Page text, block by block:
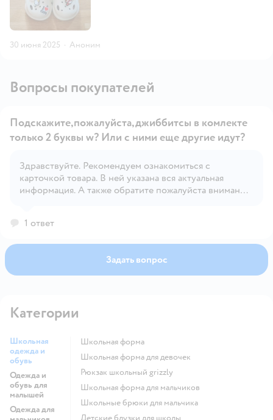
30 июня 2025 · Аноним
Вопросы покупателей
Открыть вопрос
Подскажите,пожалуйста,джиббитсы в комлекте
только 2 буквы w? Или с ними еще другие идут?
Здравствуйте. Рекомендуем ознакомиться с
карточкой товара. В ней указана вся актуальная
информация. А также обратите пожалуйста внимание
1 ответ
Задать вопрос
Категории
Школьная
одежда и
обувь
Одежда и
обувь для
малышей
Одежда для
Школьная форма
Школьная форма для девочек
Рюкзак школьный grizzly
Школьная форма для мальчиков
Школьные брюки для мальчика